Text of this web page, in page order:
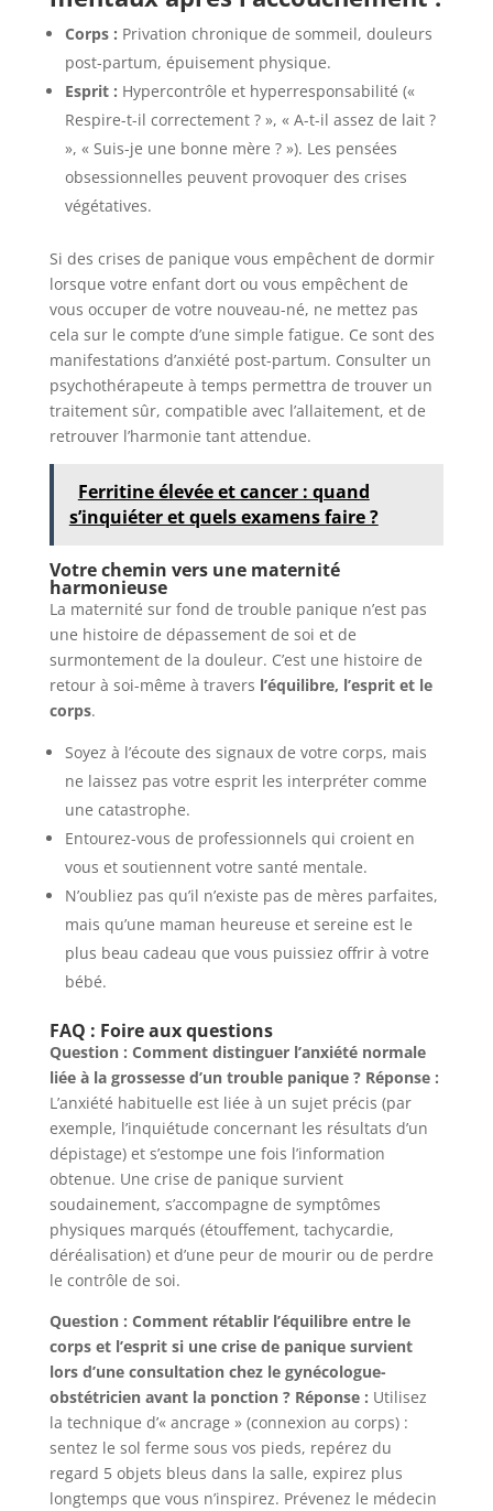
Corps : Privation chronique de sommeil, douleurs
post-partum, épuisement physique.
Esprit : Hypercontrôle et hyperresponsabilité («
Respire-t-il correctement ? », « A-t-il assez de lait ?
», « Suis-je une bonne mère ? »). Les pensées
obsessionnelles peuvent provoquer des crises
végétatives.
Si des crises de panique vous empêchent de dormir
lorsque votre enfant dort ou vous empêchent de
vous occuper de votre nouveau-né, ne mettez pas
cela sur le compte d’une simple fatigue. Ce sont des
manifestations d’anxiété post-partum. Consulter un
psychothérapeute à temps permettra de trouver un
traitement sûr, compatible avec l’allaitement, et de
retrouver l’harmonie tant attendue.
Ferritine élevée et cancer : quand
s’inquiéter et quels examens faire ?
Votre chemin vers une maternité
harmonieuse
La maternité sur fond de trouble panique n’est pas
une histoire de dépassement de soi et de
surmontement de la douleur. C’est une histoire de
retour à soi-même à travers l’équilibre, l’esprit et le
corps.
Soyez à l’écoute des signaux de votre corps, mais
ne laissez pas votre esprit les interpréter comme
une catastrophe.
Entourez-vous de professionnels qui croient en
vous et soutiennent votre santé mentale.
N’oubliez pas qu’il n’existe pas de mères parfaites,
mais qu’une maman heureuse et sereine est le
plus beau cadeau que vous puissiez offrir à votre
bébé.
FAQ : Foire aux questions
Question : Comment distinguer l’anxiété normale
liée à la grossesse d’un trouble panique ? Réponse :
L’anxiété habituelle est liée à un sujet précis (par
exemple, l’inquiétude concernant les résultats d’un
dépistage) et s’estompe une fois l’information
obtenue. Une crise de panique survient
soudainement, s’accompagne de symptômes
physiques marqués (étouffement, tachycardie,
déréalisation) et d’une peur de mourir ou de perdre
le contrôle de soi.
Question : Comment rétablir l’équilibre entre le
corps et l’esprit si une crise de panique survient
lors d’une consultation chez le gynécologue-
obstétricien avant la ponction ? Réponse : Utilisez
la technique d’« ancrage » (connexion au corps) :
sentez le sol ferme sous vos pieds, repérez du
regard 5 objets bleus dans la salle, expirez plus
longtemps que vous n’inspirez. Prévenez le médecin